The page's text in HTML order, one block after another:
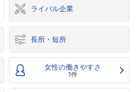
ライバル企業
長所・短所
女性の働きやすさ
1件